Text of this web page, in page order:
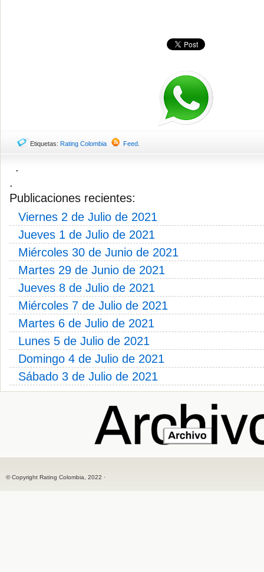
Etiquetas: Rating Colombia Feed
.
.
Publicaciones recientes:
Viernes 2 de Julio de 2021
Jueves 1 de Julio de 2021
Miércoles 30 de Junio de 2021
Martes 29 de Junio de 2021
Jueves 8 de Julio de 2021
Miércoles 7 de Julio de 2021
Martes 6 de Julio de 2021
Lunes 5 de Julio de 2021
Domingo 4 de Julio de 2021
Sábado 3 de Julio de 2021
© Copyright Rating Colombia, 2022 ·